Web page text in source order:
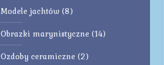
Modele jachtów (8)
Obrazki marynistyczne (14)
Ozdoby ceramiczne (2)